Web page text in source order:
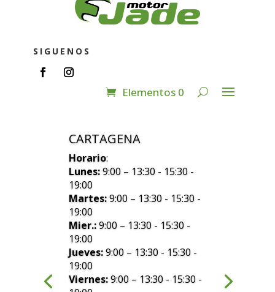
SIGUENOS
Elementos 0
CARTAGENA
Horario:
Lunes:9:00 – 13:30 - 15:30 -
19:00
Martes:9:00 – 13:30 - 15:30 -
19:00
Mier.:9:00 – 13:30 - 15:30 -
19:00
Jueves:9:00 – 13:30 - 15:30 -
19:00
Viernes:9:00 – 13:30 - 15:30 -